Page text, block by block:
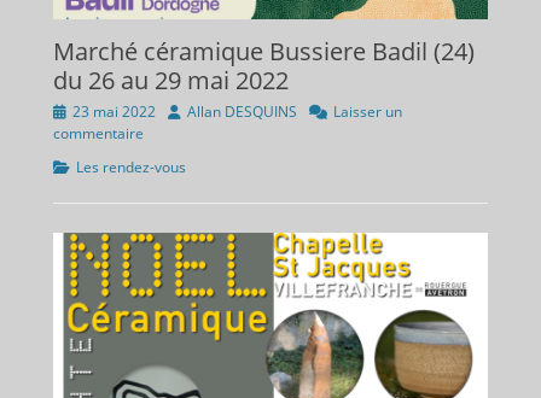
Marché céramique Bussiere Badil (24)
du 26 au 29 mai 2022
Publié
sur
23 mai 2022 Auteur
Allan DESQUINS
Laisser un
commentaire
Catégories
Les rendez-vous